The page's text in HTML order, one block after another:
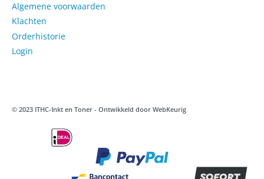
Algemene voorwaarden
Klachten
Orderhistorie
Login
© 2023 ITHC-Inkt en Toner - Ontwikkeld door WebKeurig